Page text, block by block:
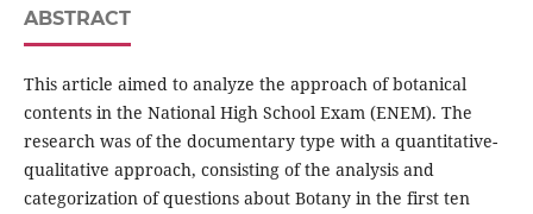
ABSTRACT
This article aimed to analyze the approach of botanical
contents in the National High School Exam (ENEM). The
research was of the documentary type with a quantitative-
qualitative approach, consisting of the analysis and
categorization of questions about Botany in the first ten